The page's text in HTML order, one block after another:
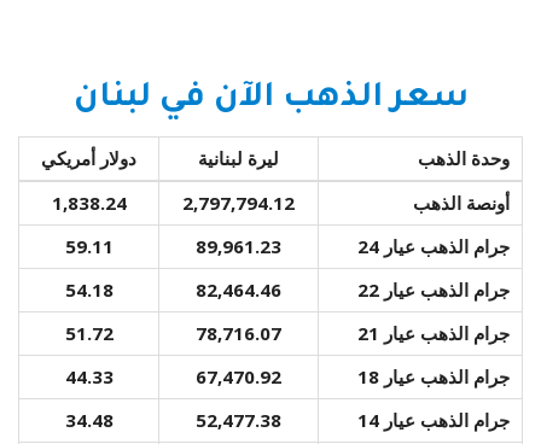
سعر الذهب الآن في لبنان
وحدة الذهب ليرة لبنانية
دولار أمريكي
أونصة الذهب
2,797,794.12
1,838.24
جرام الذهب عيار 24
89,961.23
59.11
جرام الذهب عيار 22
82,464.46
54.18
جرام الذهب عيار 21
78,716.07
51.72
جرام الذهب عيار 18
67,470.92
44.33
جرام الذهب عيار 14
52,477.38
34.48